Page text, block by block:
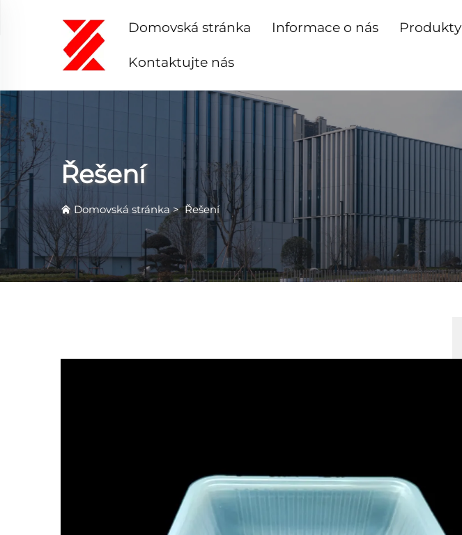
Domovská stránka Informace o nás Produkty
Kontaktujte nás
Řešení
Domovská stránka>Řešení